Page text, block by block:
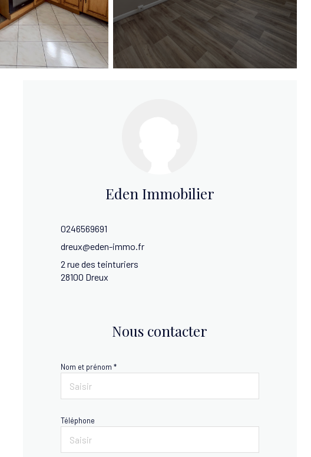
Eden Immobilier
0246569691
dreux@eden-immo.fr
2 rue des teinturiers
28100 Dreux
Nous contacter
Nom et prénom *
Téléphone